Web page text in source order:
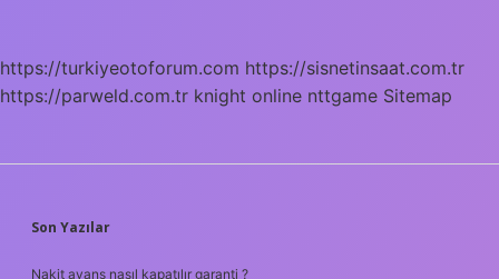
https://turkiyeotoforum.com https://sisnetinsaat.com.tr
https://parweld.com.tr knight online nttgame Sitemap
SIDEBAR
Son Yazılar
Nakit avans nasıl kapatılır garanti ?